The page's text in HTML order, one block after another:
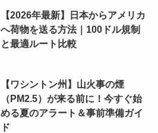
【2026年最新】日本からアメリカ
へ荷物を送る方法｜100ドル規制
と最適ルート比較
【ワシントン州】山火事の煙
（PM2.5）が来る前に！今すぐ始
める夏のアラート＆事前準備ガイ
ド